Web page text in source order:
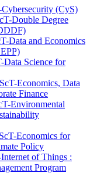
(CyS)
Double Degree
Data and Economics
Science for
Economics, Data
Finance
Environmental
Economics for
Policy
of Things :
Program